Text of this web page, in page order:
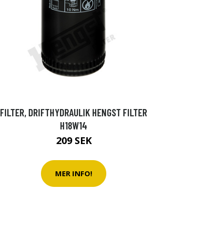
FILTER, DRIFTHYDRAULIK HENGST FILTER
H18W14
209 SEK
MER INFO!